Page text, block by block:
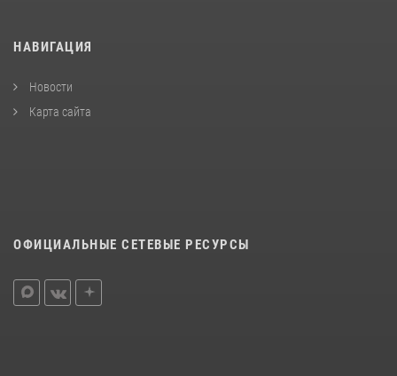
НАВИГАЦИЯ
Новости
Карта сайта
ОФИЦИАЛЬНЫЕ СЕТЕВЫЕ РЕСУРСЫ